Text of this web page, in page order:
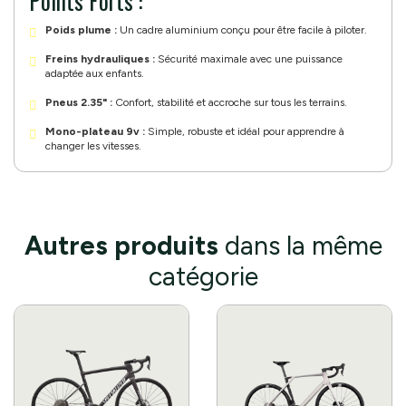
Poids plume : Un cadre aluminium conçu pour être facile à piloter.
Freins hydrauliques : Sécurité maximale avec une puissance
adaptée aux enfants.
Pneus 2.35" : Confort, stabilité et accroche sur tous les terrains.
Mono-plateau 9v : Simple, robuste et idéal pour apprendre à
changer les vitesses.
Autres produits dans la même
catégorie